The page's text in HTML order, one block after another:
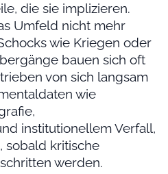
die sie implizieren.
Umfeld nicht mehr
wie Kriegen oder
bauen sich oft
von sich langsam
wie
institutionellem Verfall,
sobald kritische
werden.